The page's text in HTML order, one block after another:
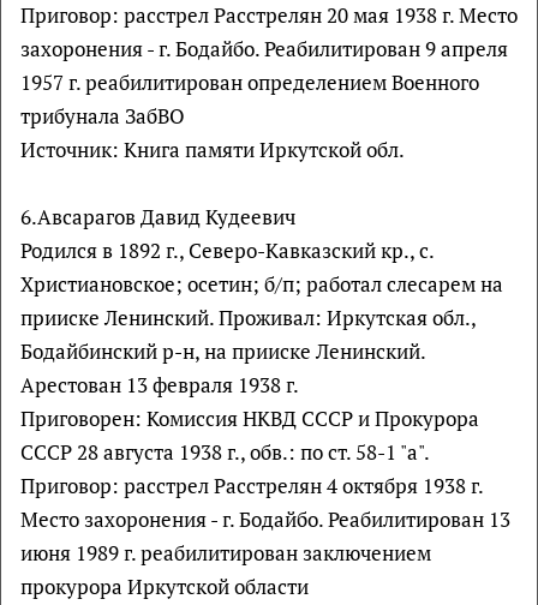
Приговор: расстрел Расстрелян 20 мая 1938 г. Место
захоронения - г. Бодайбо. Реабилитирован 9 апреля
1957 г. реабилитирован определением Военного
трибунала ЗабВО
Источник: Книга памяти Иркутской обл.
6.Авсарагов Давид Кудеевич
Родился в 1892 г., Северо-Кавказский кр., с.
Христиановское; осетин; б/п; работал слесарем на
прииске Ленинский. Проживал: Иркутская обл.,
Бодайбинский р-н, на прииске Ленинский.
Арестован 13 февраля 1938 г.
Приговорен: Комиссия НКВД СССР и Прокурора
СССР 28 августа 1938 г., обв.: по ст. 58-1 "а".
Приговор: расстрел Расстрелян 4 октября 1938 г.
Место захоронения - г. Бодайбо. Реабилитирован 13
июня 1989 г. реабилитирован заключением
прокурора Иркутской области